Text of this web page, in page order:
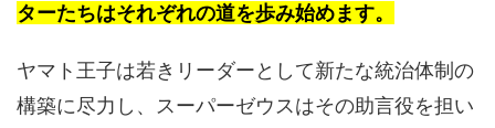
ターたちはそれぞれの道を歩み始めます。
ヤマト王子は若きリーダーとして新たな統治体制の
構築に尽力し、スーパーゼウスはその助言役を担い